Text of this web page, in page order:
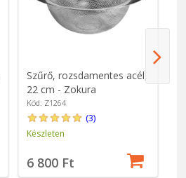
Szűrő, rozsdamentes acél,
22 cm - Zokura
Kód: Z1264
(3)
Készleten
6 800 Ft